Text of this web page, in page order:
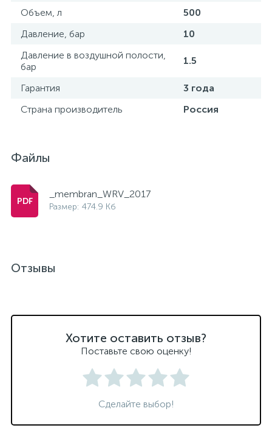
Объем, л
500
Давление, бар
10
Давление в воздушной полости,
бар
1.5
Гарантия
3 года
Страна производитель
Россия
Файлы
_membran_WRV_2017
Размер: 474.9 Кб
Отзывы
Хотите оставить отзыв?
Поставьте свою оценку!
Сделайте выбор!